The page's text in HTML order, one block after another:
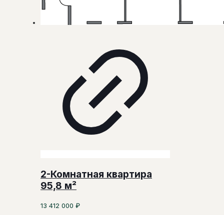
2-Комнатная квартира
95,8 м²
13 412 000 ₽